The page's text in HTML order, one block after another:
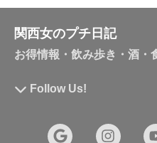
関西女のプチ日記
お得情報・飲み歩き・酒・
Follow Us!